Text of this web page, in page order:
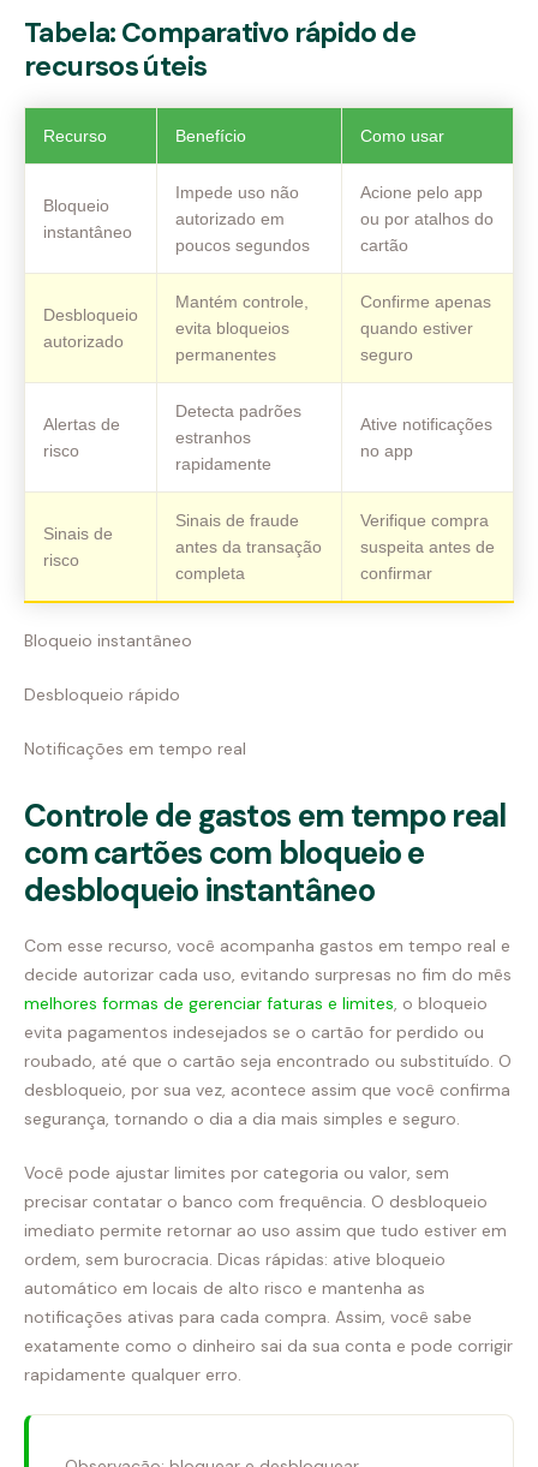
Tabela: Comparativo rápido de
recursos úteis
Recurso Benefício Como usar
Bloqueio
instantâneo
Impede uso não
autorizado em
poucos segundos
Acione pelo app
ou por atalhos do
cartão
Desbloqueio
autorizado
Mantém controle,
evita bloqueios
permanentes
Confirme apenas
quando estiver
seguro
Alertas de
risco
Detecta padrões
estranhos
rapidamente
Ative notificações
no app
Sinais de
risco
Sinais de fraude
antes da transação
completa
Verifique compra
suspeita antes de
confirmar
Bloqueio instantâneo
Desbloqueio rápido
Notificações em tempo real
Controle de gastos em tempo real
com cartões com bloqueio e
desbloqueio instantâneo
Com esse recurso, você acompanha gastos em tempo real e
decide autorizar cada uso, evitando surpresas no fim do mês
melhores formas de gerenciar faturas e limites, o bloqueio
evita pagamentos indesejados se o cartão for perdido ou
roubado, até que o cartão seja encontrado ou substituído. O
desbloqueio, por sua vez, acontece assim que você confirma
segurança, tornando o dia a dia mais simples e seguro.
Você pode ajustar limites por categoria ou valor, sem
precisar contatar o banco com frequência. O desbloqueio
imediato permite retornar ao uso assim que tudo estiver em
ordem, sem burocracia. Dicas rápidas: ative bloqueio
automático em locais de alto risco e mantenha as
notificações ativas para cada compra. Assim, você sabe
exatamente como o dinheiro sai da sua conta e pode corrigir
rapidamente qualquer erro.